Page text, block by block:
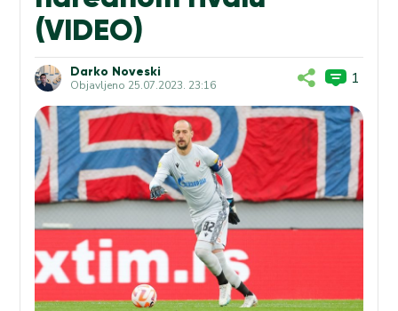
(VIDEO)
Darko Noveski
Objavljeno 25.07.2023. 23:16 1